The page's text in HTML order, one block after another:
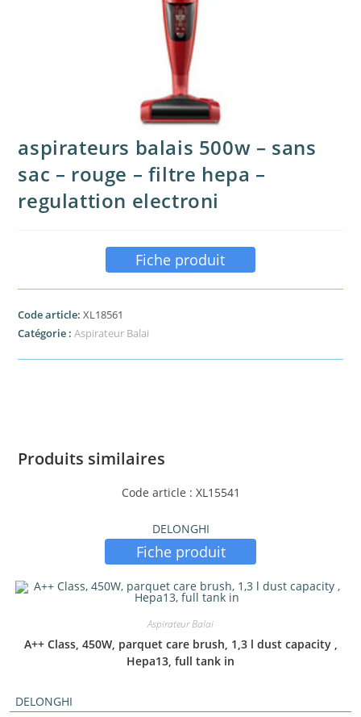
aspirateurs balais 500w – sans
sac – rouge – filtre hepa –
regulattion electroni
Fiche produit
Code article:XL18561
Catégorie :Aspirateur Balai
Produits similaires
Code article : XL15541
DELONGHI
Fiche produit
Aspirateur Balai
A++ Class, 450W, parquet care brush, 1,3 l dust capacity ,
Hepa13, full tank in
DELONGHI